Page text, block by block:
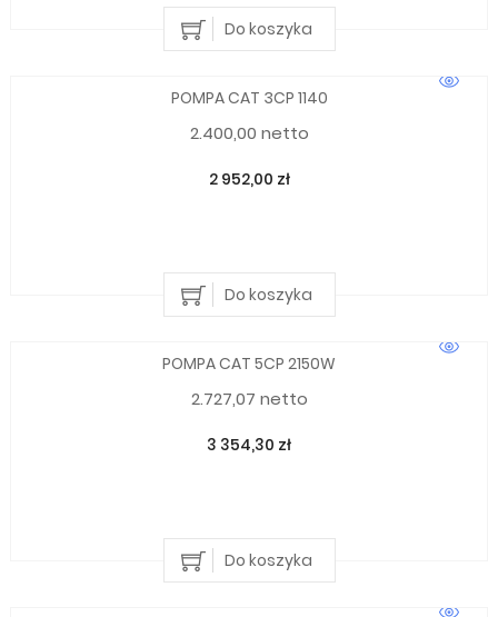
Do koszyka
POMPA CAT 3CP 1140
2.400,00 netto
2 952,00 zł
Do koszyka
POMPA CAT 5CP 2150W
2.727,07 netto
3 354,30 zł
Do koszyka